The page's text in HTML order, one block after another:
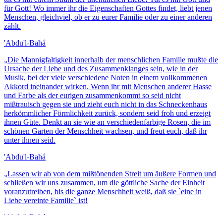
für Gott! Wo immer ihr die Eigenschaften Gottes findet, liebt jenen
Menschen, gleichviel, ob er zu eurer Familie oder zu einer anderen
zählt.
'Abdu'l-Bahá
„Die Mannigfaltigkeit innerhalb der menschlichen Familie mußte die
Ursache der Liebe und des Zusammenklanges sein, wie in der
Musik, bei der viele verschiedene Noten in einem vollkommenen
Akkord ineinander wirken. Wenn ihr mit Menschen anderer Hasse
und Farbe als der eurigen zusammenkommt so seid nicht
mißtrauisch gegen sie und zieht euch nicht in das Schneckenhaus
herkömmlicher Förmlichkeit zurück, sondern seid froh und erzeigt
ihnen Güte. Denkt an sie wie an verschiedenfarbige Rosen, die im
schönen Garten der Menschheit wachsen, und freut euch, daß ihr
unter ihnen seid.
'Abdu'l-Bahá
„Lassen wir ab von dem mißtönenden Streit um äußere Formen und
schließen wir uns zusammen, um die göttliche Sache der Einheit
voranzutreiben, bis die ganze Menschheit weiß, daß sie `eine in
Liebe vereinte Familie` ist!